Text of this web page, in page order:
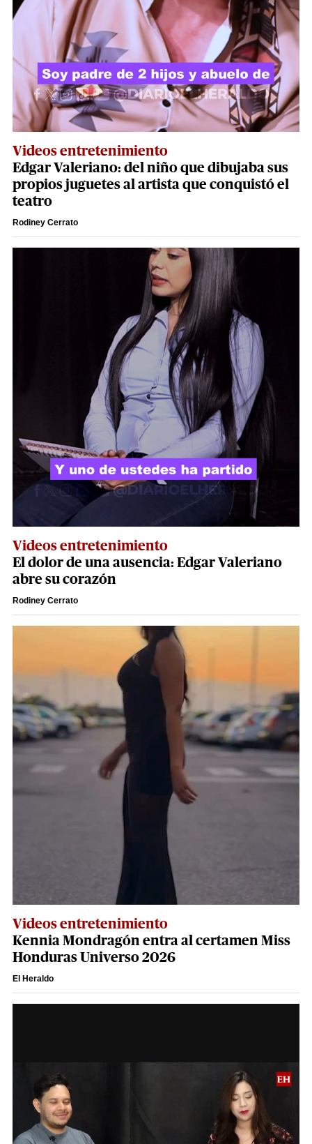
Videos entretenimiento
Edgar Valeriano: del niño que dibujaba sus
propios juguetes al artista que conquistó el
teatro
Rodiney Cerrato
Videos entretenimiento
El dolor de una ausencia: Edgar Valeriano
abre su corazón
Rodiney Cerrato
Videos entretenimiento
Kennia Mondragón entra al certamen Miss
Honduras Universo 2026
El Heraldo